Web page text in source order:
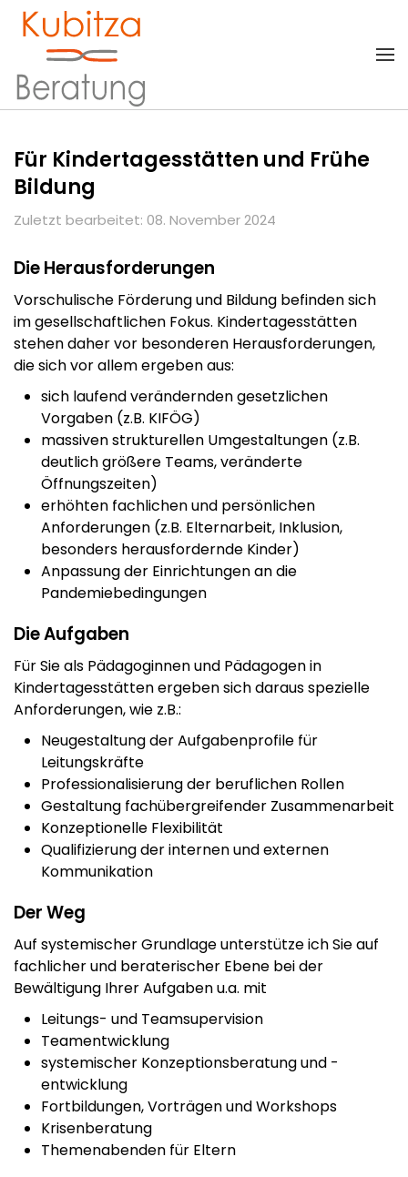
Zum Hauptinhalt springen
Für Kindertagesstätten und Frühe
Bildung
Zuletzt bearbeitet: 08. November 2024
Die Herausforderungen
Vorschulische Förderung und Bildung befinden sich
im gesellschaftlichen Fokus. Kindertagesstätten
stehen daher vor besonderen Herausforderungen,
die sich vor allem ergeben aus:
sich laufend verändernden gesetzlichen
Vorgaben (z.B. KIFÖG)
massiven strukturellen Umgestaltungen (z.B.
deutlich größere Teams, veränderte
Öffnungszeiten)
erhöhten fachlichen und persönlichen
Anforderungen (z.B. Elternarbeit, Inklusion,
besonders herausfordernde Kinder)
Anpassung der Einrichtungen an die
Pandemiebedingungen
Die Aufgaben
Für Sie als Pädagoginnen und Pädagogen in
Kindertagesstätten ergeben sich daraus spezielle
Anforderungen, wie z.B.:
Neugestaltung der Aufgabenprofile für
Leitungskräfte
Professionalisierung der beruflichen Rollen
Gestaltung fachübergreifender Zusammenarbeit
Konzeptionelle Flexibilität
Qualifizierung der internen und externen
Kommunikation
Der Weg
Auf systemischer Grundlage unterstütze ich Sie auf
fachlicher und beraterischer Ebene bei der
Bewältigung Ihrer Aufgaben u.a. mit
Leitungs- und Teamsupervision
Teamentwicklung
systemischer Konzeptionsberatung und -
entwicklung
Fortbildungen, Vorträgen und Workshops
Krisenberatung
Themenabenden für Eltern